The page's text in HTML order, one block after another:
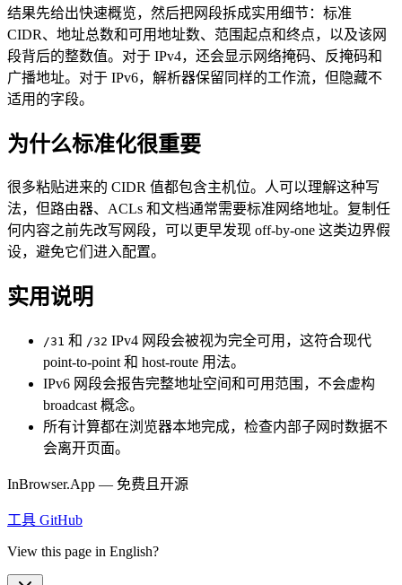
结果先给出快速概览，然后把网段拆成实用细节：标准
CIDR、地址总数和可用地址数、范围起点和终点，以及该网
段背后的整数值。对于 IPv4，还会显示网络掩码、反掩码和
广播地址。对于 IPv6，解析器保留同样的工作流，但隐藏不
适用的字段。
为什么标准化很重要
很多粘贴进来的 CIDR 值都包含主机位。人可以理解这种写
法，但路由器、ACLs 和文档通常需要标准网络地址。复制任
何内容之前先改写网段，可以更早发现 off-by-one 这类边界假
设，避免它们进入配置。
实用说明
/31 和 /32 IPv4 网段会被视为完全可用，这符合现代
point-to-point 和 host-route 用法。
IPv6 网段会报告完整地址空间和可用范围，不会虚构
broadcast 概念。
所有计算都在浏览器本地完成，检查内部子网时数据不
会离开页面。
InBrowser.App — 免费且开源
工具 GitHub
View this page in English?